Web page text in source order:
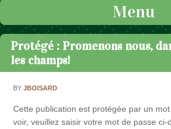
Menu
Passer au contenu
Protégé : Promenons nous,
les champs!
BYJBOISARD
Cette publication est protégée par un
voir, veuillez saisir votre mot de passe ci-